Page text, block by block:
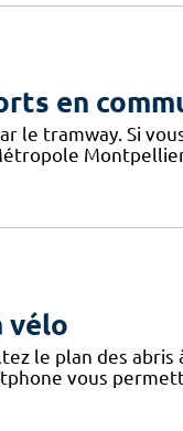
en
le tramway. Si
vélo
le plan des
vous